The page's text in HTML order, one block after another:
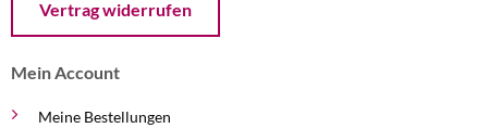
Vertrag widerrufen
Mein Account
Meine Bestellungen